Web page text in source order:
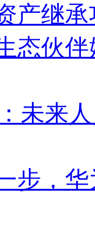
产继
态伙
未来
步，